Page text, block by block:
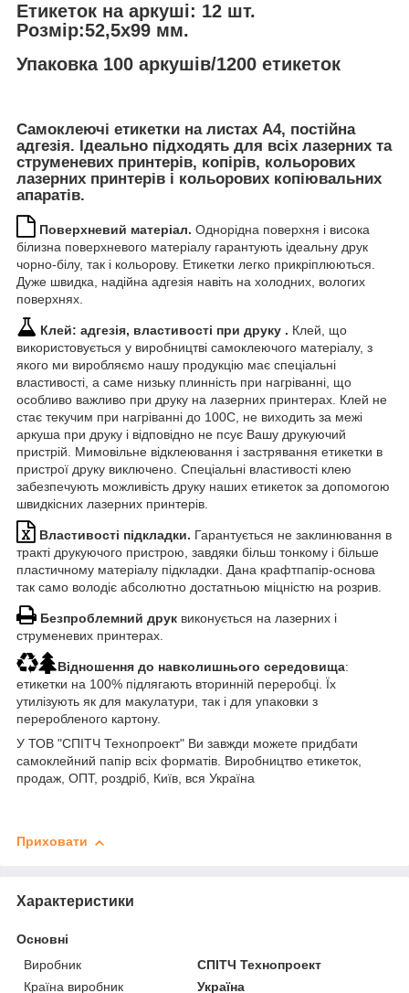
Етикеток на аркуші: 12 шт.
Розмір:52,5х99 мм.
Упаковка 100 аркушів/1200 етикеток
Самоклеючі етикетки на листах А4, постійна
адгезія. Ідеально підходять для всіх лазерних та
струменевих принтерів, копірів, кольорових
лазерних принтерів і кольорових копіювальних
апаратів.
Поверхневий матеріал. Однорідна поверхня і висока
білизна поверхневого матеріалу гарантують ідеальну друк
чорно-білу, так і кольорову. Етикетки легко прикріплюються.
Дуже швидка, надійна адгезія навіть на холодних, вологих
поверхнях.
Клей: адгезія, властивості при друку . Клей, що
використовується у виробництві самоклеючого матеріалу, з
якого ми виробляємо нашу продукцію має спеціальні
властивості, а саме низьку плинність при нагріванні, що
особливо важливо при друку на лазерних принтерах. Клей не
стає текучим при нагріванні до 100С, не виходить за межі
аркуша при друку і відповідно не псує Вашу друкуючий
пристрій. Мимовільне відклеювання і застрявання етикетки в
пристрої друку виключено. Спеціальні властивості клею
забезпечують можливість друку наших етикеток за допомогою
швидкісних лазерних принтерів.
Властивості підкладки. Гарантується не заклинювання в
тракті друкуючого пристрою, завдяки більш тонкому і більше
пластичному матеріалу підкладки. Дана крафтпапір-основа
так само володіє абсолютно достатньою міцністю на розрив.
Безпроблемний друк виконується на лазерних і
струменевих принтерах.
Відношення до навколишнього середовища:
етикетки на 100% підлягають вторинній переробці. Їх
утилізують як для макулатури, так і для упаковки з
переробленого картону.
У ТОВ "СПІТЧ Технопроект" Ви завжди можете придбати
самоклейний папір всіх форматів. Виробництво етикеток,
продаж, ОПТ, роздріб, Київ, вся Україна
Приховати
Характеристики
Основні
Виробник
СПІТЧ Технопроект
Країна виробник
Україна